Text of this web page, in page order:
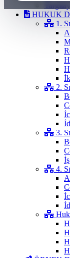
HUKUK
1.
2.
3.
4.